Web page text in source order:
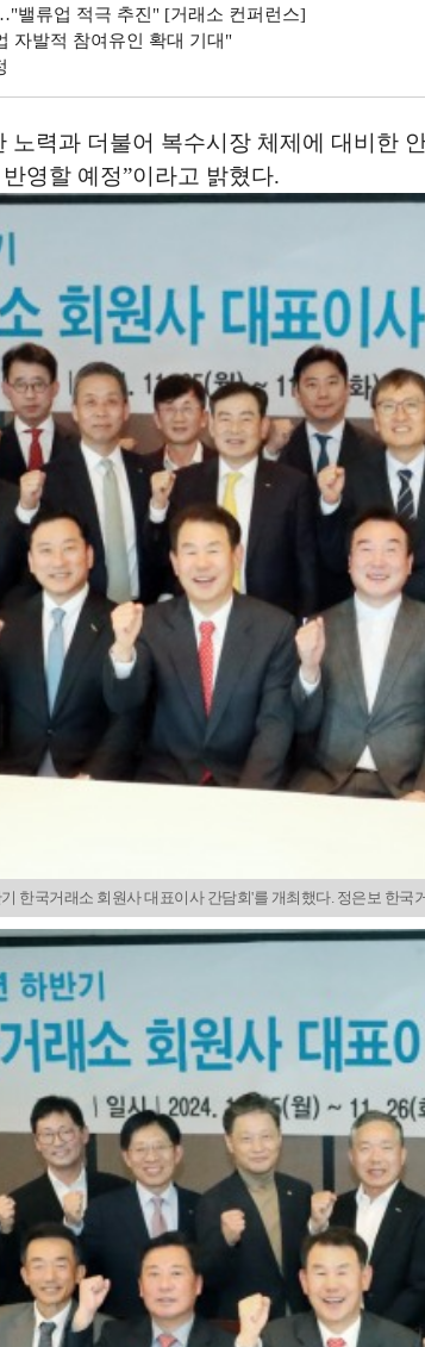
밸류업 적극 추진" [거래소 컨퍼런스]
자발적 참여유인 확대 기대"
력과 더불어 복수시장 체제에 대비한
영할 예정”이라고 밝혔다.
한국거래소 회원사 대표이사 간담회'를 개최했다. 정은보 한